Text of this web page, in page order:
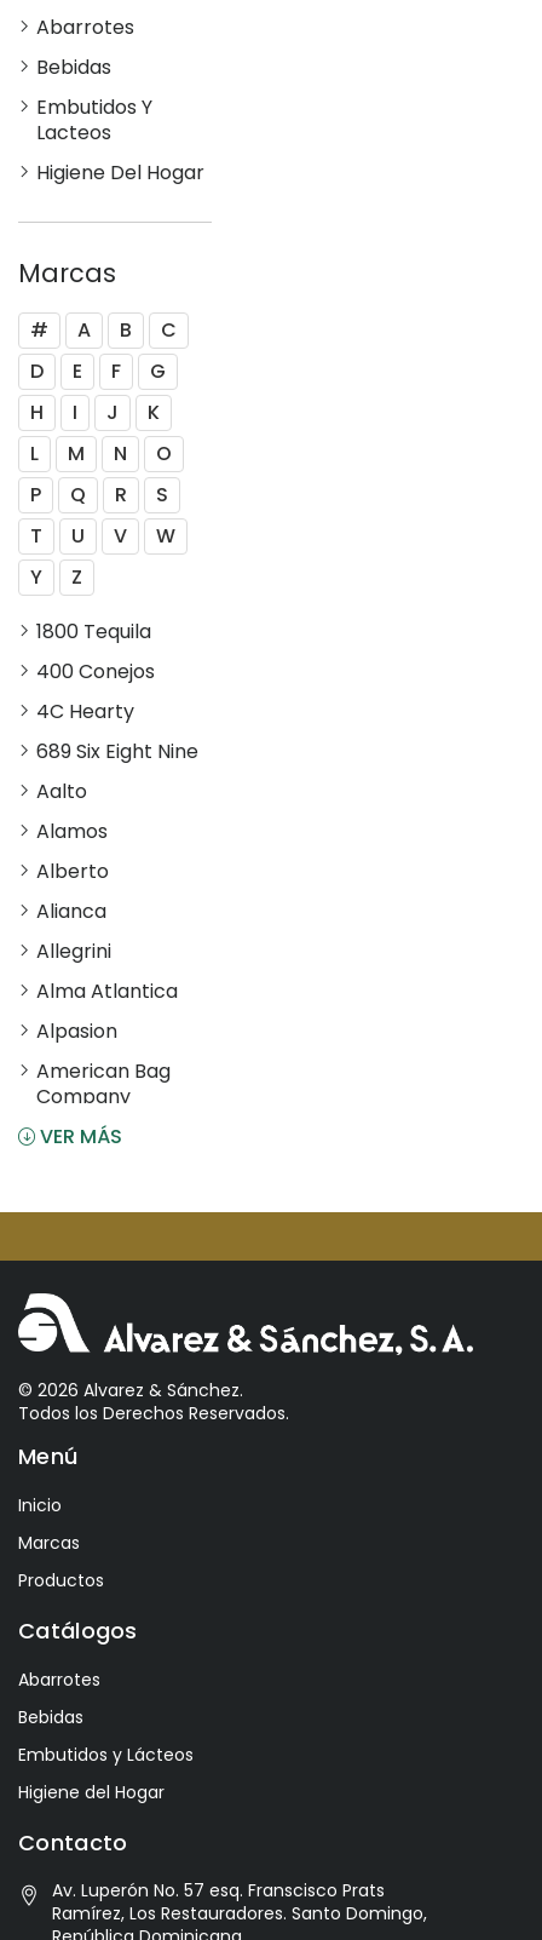
Abarrotes
Bebidas
Embutidos Y
Lacteos
Higiene Del Hogar
Marcas
# A B
C
D
E F
G
H
I J
K
L
M N
O
P
Q R
S
T
U V
W
Y
Z
1800 Tequila
400 Conejos
4C Hearty
689 Six Eight Nine
Aalto
Alamos
Alberto
Alianca
Allegrini
Alma Atlantica
Alpasion
American Bag
Company
Angostura
Aperol
Arcos
Areparepa
Argensun
Astrales
Avelina
Ayala
Azevedo
Bacalarico
Badia
Best Maid
Bitburger
VER MÁS
© 2026 Alvarez & Sánchez.
Todos los Derechos Reservados.
Menú
Inicio
Marcas
Productos
Catálogos
Abarrotes
Bebidas
Embutidos y Lácteos
Higiene del Hogar
Contacto
Av. Luperón No. 57 esq. Franscisco Prats
Ramírez, Los Restauradores. Santo Domingo,